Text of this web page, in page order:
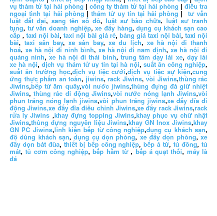
vụ thám tử tại hải phòng | công ty thám tử tại hải phòng | điều tra
ngoại tình tại hải phòng |thám tử uy tín tại hải phòng | tư vấn
luật đất đai, sang tên sổ đỏ, luật sư bào chữa, luật sư tranh
tụng, tư vấn doanh nghiệp,xe đẩy hàng,dụng cụ khách sạn cao
cấp , taxi nội bài, taxi nội bài giá rẻ, bảng giá taxi nội bài, taxi nội
bài,taxi sân bay,xe sân bay,xe du lịch, xe hà nội đi thanh
hoá, xe hà nội đi ninh bình, xe hà nội đi nam định,xe hà nội đi
quảng ninh,xe hà nội đi thái bình, trung tâm dạy lái xe, dạy lái
xe hà nội,dịch vụ thám tử uy tín tại hà nội,suất ăn công nghiệp,
suất ăn trường học,dịch vụ tiệc cưới,dịch vụ tiệc sự kiện,cung
ứng thực phẩm an toàn, jiwins, rack Jiwins, vòi Jiwins,thùng rác
Jiwins,bếp từ âm quầy,vòi nước jiwins,thùng đựng đá giữ nhiệt
Jiwins,thùng rác di động Jiwins,vòi nước nóng lạnh Jiwins,vòi
phun tráng nóng lạnh jiwins,vòi phun tráng jiwins,xe đẩy đĩa di
động Jiwins,xe đẩy đĩa điều chỉnh Jiwins,xe đẩy rack Jiwins,rack
rửa ly Jiwins ,khay đựng topping Jiwins,khay phục vụ chữ nhật
Jiwins,thùng đựng nguyên liệu Jiwins,khay GN Inox Jiwins,khay
GN PC Jiwins,linh kiện bếp từ công nghiệp,dụng cụ khách sạn,
đồ dùng khách sạn,dụng cụ dọn phòng, xe đẩy dọn phòng,xe
đẩy dọn bát đũa, thiết bị bếp công nghiệp,bếp á từ,tủ đông,tủ
mát,tủ cơm công nghiệp,bếp hầm từ , bếp á quạt thổi, máy là
đá